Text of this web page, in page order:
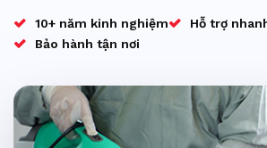
10+ năm kinh nghiệm
Hỗ trợ
Bảo hành tận nơi